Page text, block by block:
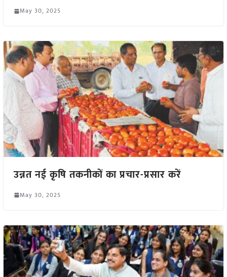
May 30, 2025
उन्नत नई कृषि तकनीकों का प्रचार-प्रसार करें
May 30, 2025